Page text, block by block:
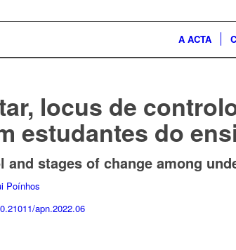
A ACTA
locus de
estudantes do
stages of change among
Poínhos
apn.2022.06